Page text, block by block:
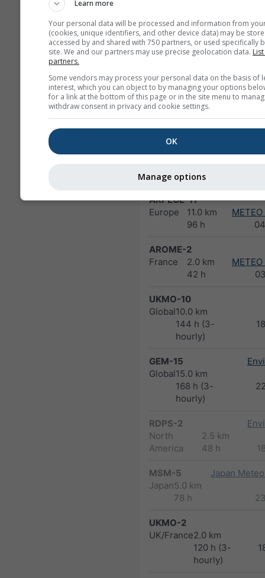
HRRR-2
North America 3.0 km
FV3-5
Alaska
5.0 km
48 h
ARPEGE-25
hourly)
ARPEGE-11
Europe
11.0 km
96 h
AROME-2
France
2.0 km
42 h
UKMO-10
Global10.0 km
144 h (3-
hourly)
GEM-15
Global15.0 km
168 h (3-
hourly)
RDPS-2
North
America
2.5 km
48 h
MSM-5
Japan5.0 km
78 h
Japan
UKMO-2
UK/France2.0 km
120 h (3-
hourly)
Learn more
Your personal data will be processed and information from
(cookies, unique identifiers, and other device data) may be
accessed by and shared with 750 partners, or used specifically
site. We and our partners may use precise geolocation data.
partners.
Some vendors may process your personal data on the basis of
interest, which you can object to by managing your options
for a link at the bottom of this page or in the site menu to
withdraw consent in privacy and cookie settings.
OK
Manage options